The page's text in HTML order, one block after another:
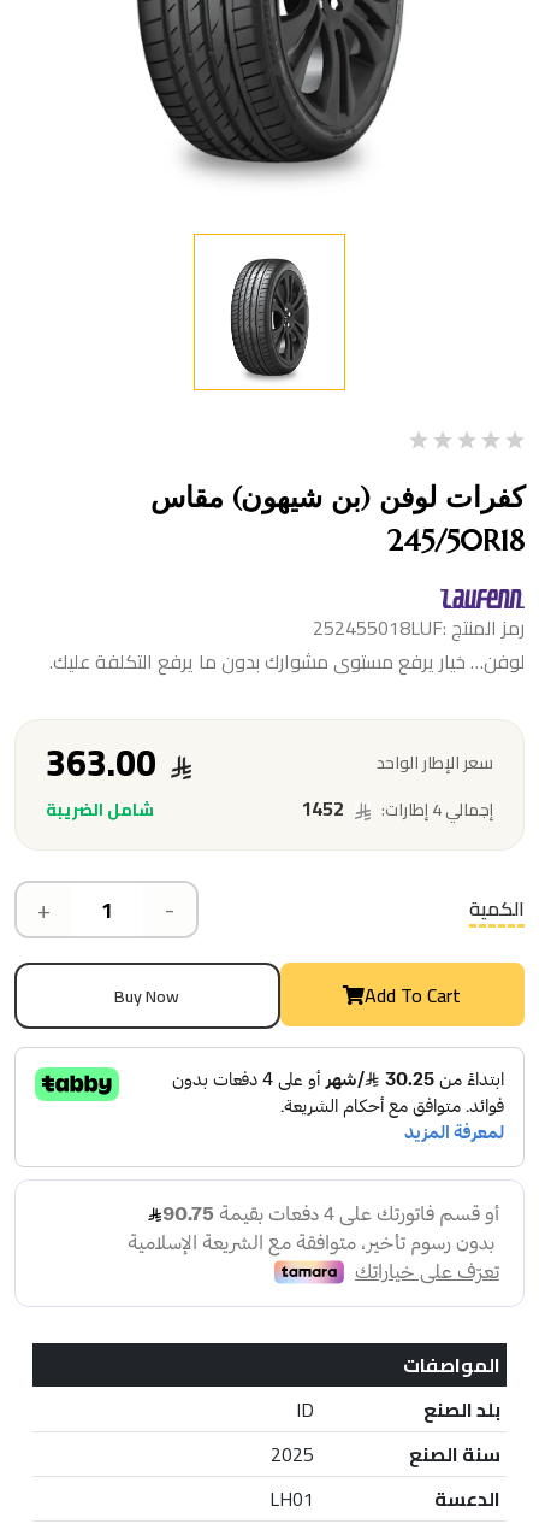
كفرات لوفن (بن شيهون) مقاس
245/50R18
رمز المنتج :252455018LUF
لوفن… خيار يرفع مستوى مشوارك بدون ما يرفع التكلفة عليك.
سعر الإطار الواحد
شامل الضريبة
إجمالي 4 إطارات:
-
+ الكمية
Add To Cart
Buy Now
المواصفات
بلد الصنع
ID
سنة الصنع
2025
الدعسة
LH01